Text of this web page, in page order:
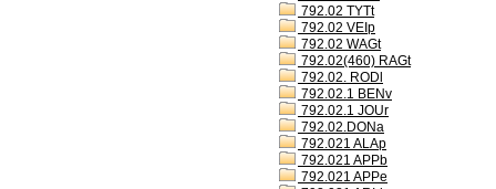
792.02 TYTt
792.02 VEIp
792.02 WAGt
792.02(460) RAGt
792.02. RODl
792.02.1 BENv
792.02.1 JOUr
792.02.DONa
792.021 ALAp
792.021 APPb
792.021 APPe